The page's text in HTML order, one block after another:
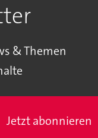
& Themen
Jetzt abonnieren